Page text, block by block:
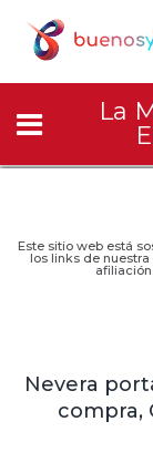
La
Este sitio web está
los links de
Nevera
compra,